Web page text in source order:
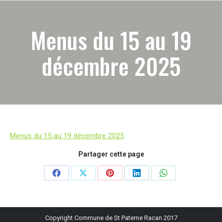
Menus du 15 au 19
décembre 2025
Menus du 15 au 19 décembre 2025
Partager cette page
Partager
Facebook
Partager
X
Partager
Pinterest
Partager
LinkedIn
Partager
WhatsApp
Copyright Commune de St Paterne Racan 2017